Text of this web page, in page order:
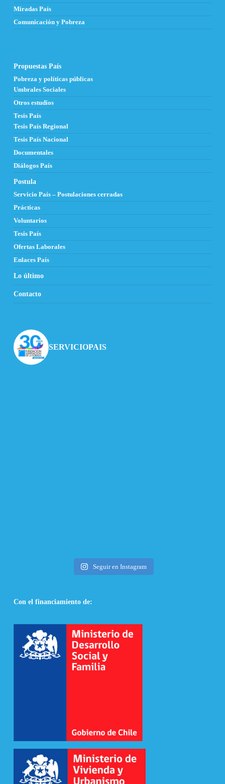
Miradas País
Comunicación y Pobreza
Propuestas País
Pobreza y políticas públicas
Umbrales Sociales
Otros estudios
Tesis País
Tesis País Regional
Tesis País Nacional
Documentales
Diálogos País
Postula
Servicio País – Postulaciones cerradas
Prácticas
Voluntarios
Tesis País
Ofertas Laborales
Enlaces País
Lo último
Contacto
SERVICIOPAIS
Seguir en Instagram
Con el financiamiento de: